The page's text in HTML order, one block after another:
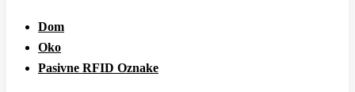
Dom
Oko
Pasivne RFID Oznake